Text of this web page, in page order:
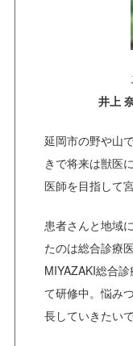
井上
延岡市の野や山
きで将来は獣医
医師を目指して
患者さんと地域
たのは総合診療
MIYAZAKI総合
て研修中。悩み
長していきたいで